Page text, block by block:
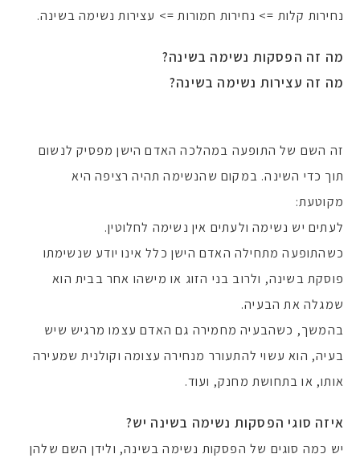
נחירות קלות => נחירות חמורות => עצירות נשימה בשינה.
מה זה הפסקות נשימה בשינה?
מה זה עצירות נשימה בשינה?
זה השם של התופעה במהלכה האדם הישן מפסיק לנשום
תוך כדי השינה. במקום שהנשימה תהיה רציפה היא
מקוטעת:
לעתים יש נשימה ולעתים אין נשימה לחלוטין.
כשהתופעה מתחילה האדם הישן כלל אינו יודע שנשימתו
פוסקת בשינה, ולרוב בני הזוג או מישהו אחר בבית הוא
שמגלה את הבעיה.
בהמשך, כשהבעיה מחמירה גם האדם עצמו מרגיש שיש
בעיה, הוא עשוי להתעורר מנחירה עצומה וקולנית שמעירה
אותו, או בתחושת מחנק, ועוד.
איזה סוגי הפסקות נשימה בשינה יש?
יש כמה סוגים של הפסקות נשימה בשינה, ולידן השם שלהן